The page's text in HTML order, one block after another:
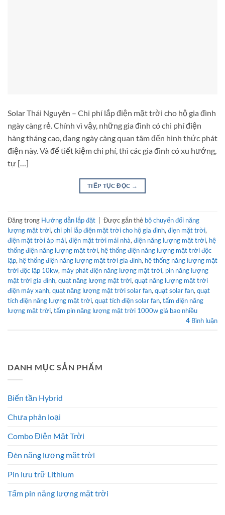
Solar Thái Nguyên – Chi phí lắp điện mặt trời cho hộ gia đình
ngày càng rẻ. Chính vì vậy, những gia đình có chi phí điện
hàng tháng cao, đang ngày càng quan tâm đến hình thức phát
điện này. Và để tiết kiệm chi phí, thì các gia đình có xu hướng,
tự […]
TIẾP TỤC ĐỌC →
Đăng trong Hướng dẫn lắp đặt Được gắn thẻ bộ chuyển đổi năng
lượng mặt trời,chi phí lắp điện mặt trời cho hộ gia đình,điẹn mặt trời,
điện mặt trời áp mái,điện mặt trời mái nhà,điện năng lượng mặt trời, hệ
thống điện năng lượng mặt trời, hệ thống điện năng lượng mặt trời độc
lập, hệ thống điện năng lượng mặt trời gia đình, hệ thống năng lượng mặt
trời độc lập 10kw, máy phát điện năng lượng mặt trời, pin năng lượng
mặt trời gia đình,quạt năng lượng mặt trời,quạt năng lượng mặt trời
điện máy xanh,quạt năng lượng mặt trời solar fan,quạt solar fan,quạt
tích điện năng lượng mặt trời,quạt tích điện solar fan,tấm điện năng
lượng mặt trời,tấm pin năng lượng mặt trời 1000w giá bao nhiều
4 Bình luận
DANH MỤC SẢN PHẨM
Biến tần Hybrid
Chưa phân loại
Combo Điện Mặt Trời
Đèn năng lượng mặt trời
Pin lưu trữ Lithium
Tấm pin năng lượng mặt trời